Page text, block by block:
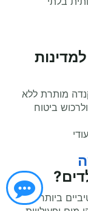
מותרת ללא
ביטוח
ביותר